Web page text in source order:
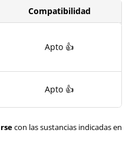
Compatibilidad
Apto 👍
Apto 👍
con las sustancias indicadas en